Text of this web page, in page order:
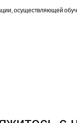
обучение